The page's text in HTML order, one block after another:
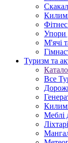
Упори
М'ячі
Туризм та
Все
Меблі